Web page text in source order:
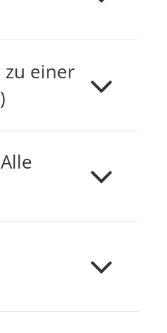
zu einer